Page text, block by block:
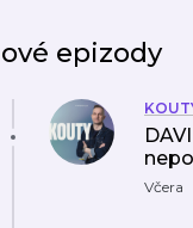
epizody
Včera